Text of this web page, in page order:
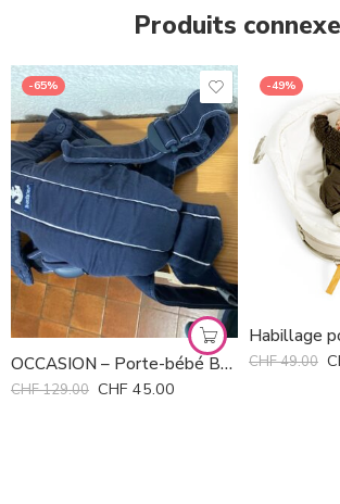
Produits
-65%
OCCASION – Porte-bébé Babybjörn
CHF129.00 CHF 45.00
-49%
CHF49.00